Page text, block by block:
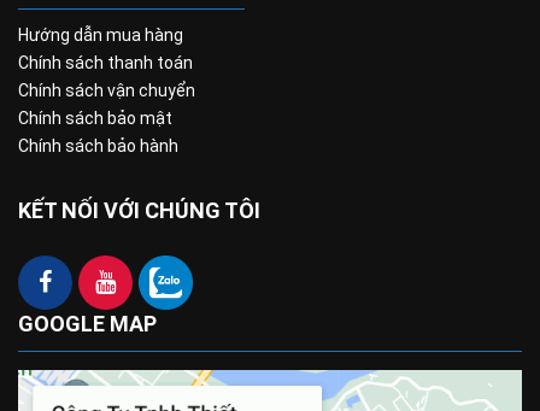
Hướng dẫn mua hàng
Chính sách thanh toán
Chính sách vận chuyển
Chính sách bảo mật
Chính sách bảo hành
KẾT NỐI VỚI CHÚNG TÔI
GOOGLE MAP